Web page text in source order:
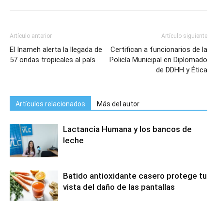
Artículo anterior
El Inameh alerta la llegada de
57 ondas tropicales al país
Artículo siguiente
Certifican a funcionarios de la
Policía Municipal en Diplomado
de DDHH y Ética
Artículos relacionados Más del autor
Lactancia Humana y los bancos de
leche
Batido antioxidante casero protege tu
vista del daño de las pantallas